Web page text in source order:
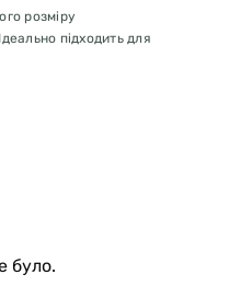
розміру
підходить для
приз або закуску
собак і котів.
натуральна закуска для
було.